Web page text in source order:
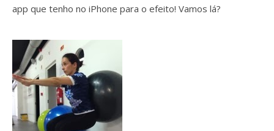
app que tenho no iPhone para o efeito! Vamos lá?